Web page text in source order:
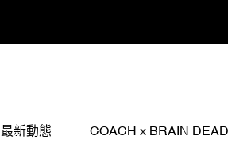
最新動態 COACH x BRAIN DEAD